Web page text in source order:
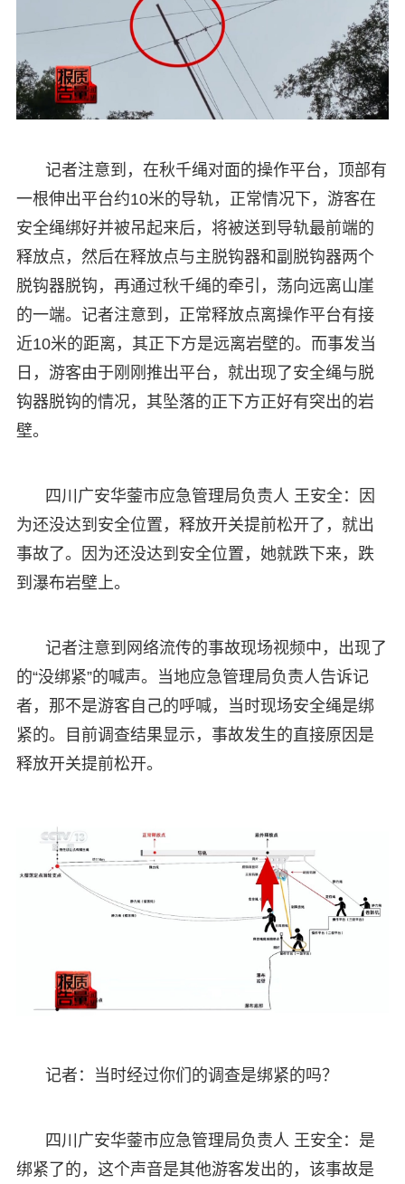
记者注意到，在秋千绳对面的操作平台，顶部有
一根伸出平台约10米的导轨，正常情况下，游客在
安全绳绑好并被吊起来后，将被送到导轨最前端的
释放点，然后在释放点与主脱钩器和副脱钩器两个
脱钩器脱钩，再通过秋千绳的牵引，荡向远离山崖
的一端。记者注意到，正常释放点离操作平台有接
近10米的距离，其正下方是远离岩壁的。而事发当
日，游客由于刚刚推出平台，就出现了安全绳与脱
钩器脱钩的情况，其坠落的正下方正好有突出的岩
壁。
四川广安华蓥市应急管理局负责人 王安全：因
为还没达到安全位置，释放开关提前松开了，就出
事故了。因为还没达到安全位置，她就跌下来，跌
到瀑布岩壁上。
记者注意到网络流传的事故现场视频中，出现了
的“没绑紧”的喊声。当地应急管理局负责人告诉记
者，那不是游客自己的呼喊，当时现场安全绳是绑
紧的。目前调查结果显示，事故发生的直接原因是
释放开关提前松开。
记者：当时经过你们的调查是绑紧的吗？
四川广安华蓥市应急管理局负责人 王安全：是
绑紧了的，这个声音是其他游客发出的，该事故是